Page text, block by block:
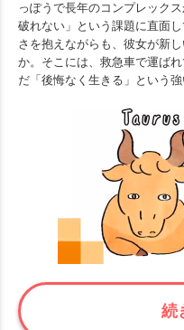
っぽうで長年のコンプレック
破れない」という課題に直面
さを抱えながらも、彼女が新
か。そこには、救急車で運ば
だ「後悔なく生きる」という強
続